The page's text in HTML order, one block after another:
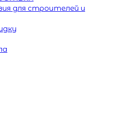
для строителей и